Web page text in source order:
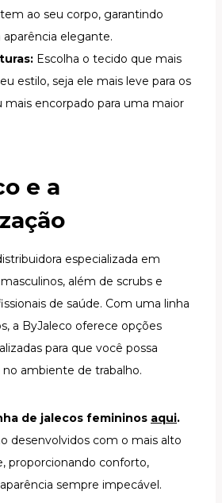
ao seu corpo, garantindo
elegante.
Escolha o tecido que mais
estilo, seja ele mais leve para os
mais encorpado para uma maior
e a
especializada em
além de scrubs e
de saúde. Com uma linha
a ByJaleco oferece opções
para que você possa
no ambiente de trabalho.
de jalecos femininos aqui.
desenvolvidos com o mais alto
proporcionando conforto,
sempre impecável.